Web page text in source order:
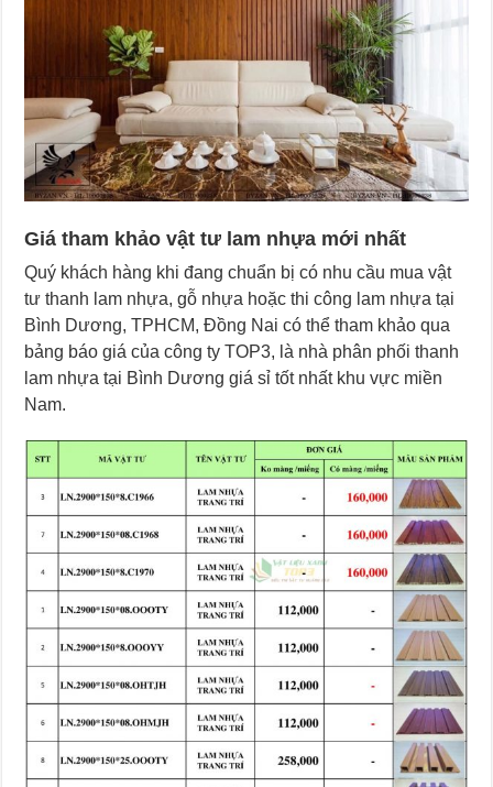
Giá tham khảo vật tư lam nhựa mới nhất
Quý khách hàng khi đang chuẩn bị có nhu cầu mua vật
tư thanh lam nhựa, gỗ nhựa hoặc thi công lam nhựa tại
Bình Dương, TPHCM, Đồng Nai có thể tham khảo qua
bảng báo giá của công ty TOP3, là nhà phân phối thanh
lam nhựa tại Bình Dương giá sỉ tốt nhất khu vực miền
Nam.